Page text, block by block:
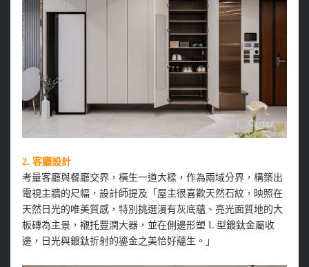
2. 客廳設計
考量客廳與餐廳交界，橫生一道大樑，作為兩域分界，構築出
電視主牆的尺幅，設計師提及「屋主很喜歡天然石紋，映照在
天然日光的唯美質感，特別挑選漫有灰底蘊、亮光面質地的大
板磚為主景，襯托豐潤大器，並在側邊形塑 L 型鍍鈦金屬收
邊，日光與鍍鈦折射的鎏金之美恰好蘊生。」